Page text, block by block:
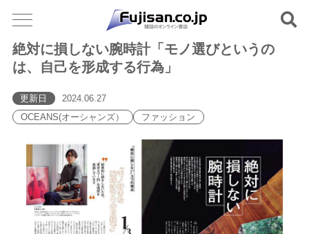
絶対に損しない腕時計「モノ選びというの
は、自己を形成する行為」
更新日
2024.06.27
OCEANS(オーシャンズ）
ファッション